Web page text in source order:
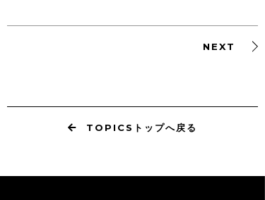
NEXT
TOPICSトップへ戻る